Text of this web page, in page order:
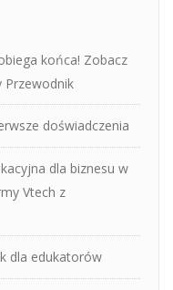
końca! Zobacz
Przewodnik
doświadczenia
dla biznesu w
Vtech z
dla edukatorów